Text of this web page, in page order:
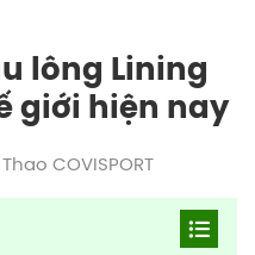
lông Lining
giới hiện nay
COVISPORT